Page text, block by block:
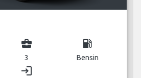
business_center
3
local_gas_station
Bensin
login